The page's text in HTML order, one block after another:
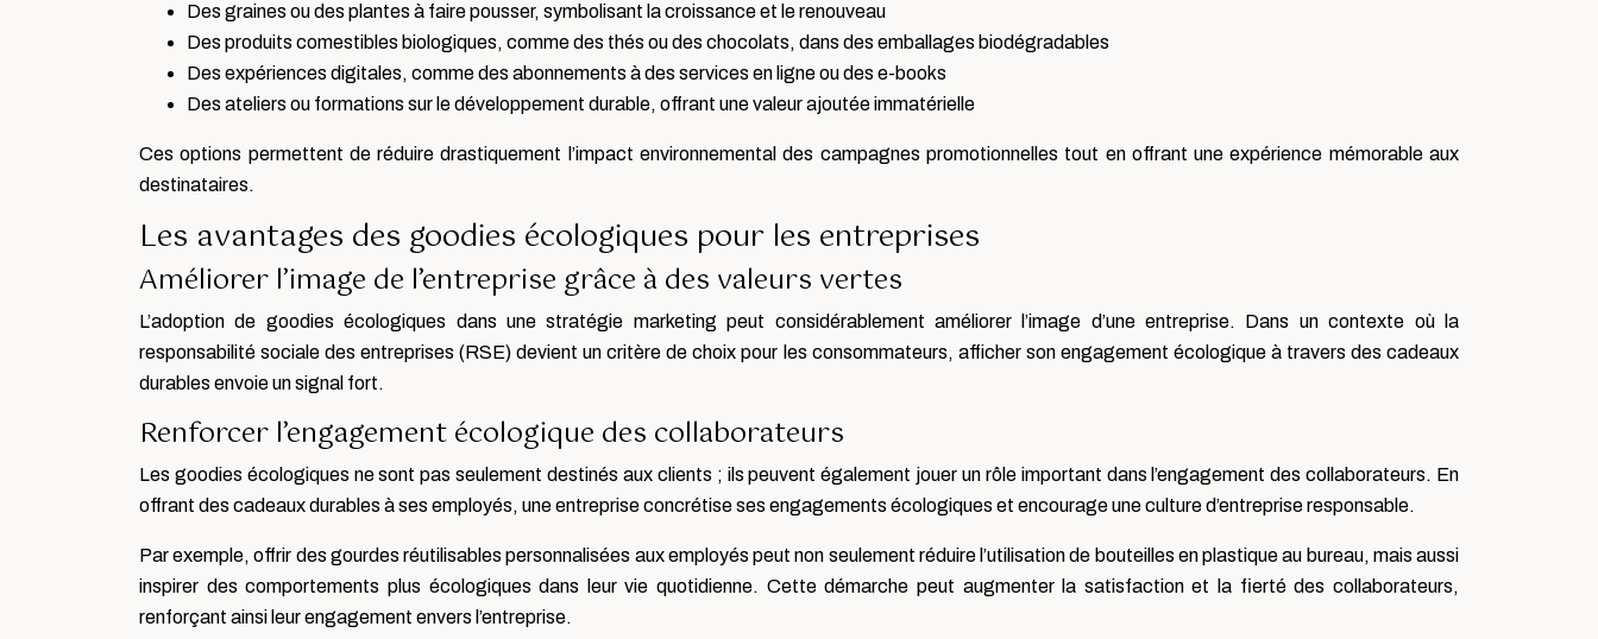
Des graines ou des plantes à faire pousser, symbolisant la croissance et le renouveau
Des produits comestibles biologiques, comme des thés ou des chocolats, dans des emballages biodégradables
Des expériences digitales, comme des abonnements à des services en ligne ou des e-books
Des ateliers ou formations sur le développement durable, offrant une valeur ajoutée immatérielle
Ces options permettent de réduire drastiquement l’impact environnemental des campagnes promotionnelles tout en offrant une expérience mémorable aux
destinataires.
Les avantages des goodies écologiques pour les entreprises
Améliorer l’image de l’entreprise grâce à des valeurs vertes
L’adoption de goodies écologiques dans une stratégie marketing peut considérablement améliorer l’image d’une entreprise. Dans un contexte où la
responsabilité sociale des entreprises (RSE) devient un critère de choix pour les consommateurs, afficher son engagement écologique à travers des cadeaux
durables envoie un signal fort.
Renforcer l’engagement écologique des collaborateurs
Les goodies écologiques ne sont pas seulement destinés aux clients ; ils peuvent également jouer un rôle important dans l’engagement des collaborateurs. En
offrant des cadeaux durables à ses employés, une entreprise concrétise ses engagements écologiques et encourage une culture d’entreprise responsable.
Par exemple, offrir des gourdes réutilisables personnalisées aux employés peut non seulement réduire l’utilisation de bouteilles en plastique au bureau, mais aussi
inspirer des comportements plus écologiques dans leur vie quotidienne. Cette démarche peut augmenter la satisfaction et la fierté des collaborateurs,
renforçant ainsi leur engagement envers l’entreprise.